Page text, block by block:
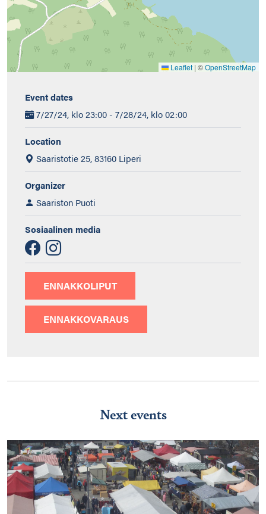
Leaflet | ©OpenStreetMap
Event dates
7/27/24, klo 23:00 - 7/28/24, klo 02:00
Location
Saaristotie 25, 83160 Liperi
Organizer
Saariston Puoti
Sosiaalinen media
ENNAKKOLIPUT
ENNAKKOVARAUS
Next events